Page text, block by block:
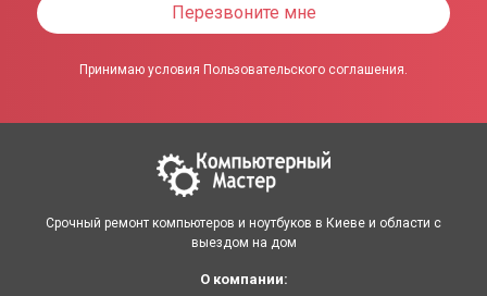
Перезвоните мне
Принимаю условия Пользовательского соглашения.
Срочный ремонт компьютеров и ноутбуков в Киеве и области с
выездом на дом
О компании: